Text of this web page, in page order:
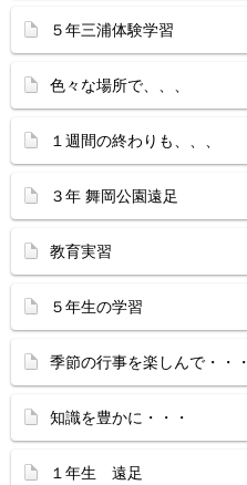
５年三浦体験学習
色々な場所で、、、
１週間の終わりも、、、
３年 舞岡公園遠足
教育実習
５年生の学習
季節の行事を楽しんで・・・
知識を豊かに・・・
１年生 遠足